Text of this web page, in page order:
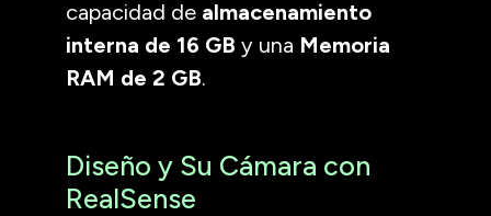
capacidad de almacenamiento
interna de 16 GB y una Memoria
RAM de 2 GB.
Diseño y Su Cámara con
RealSense